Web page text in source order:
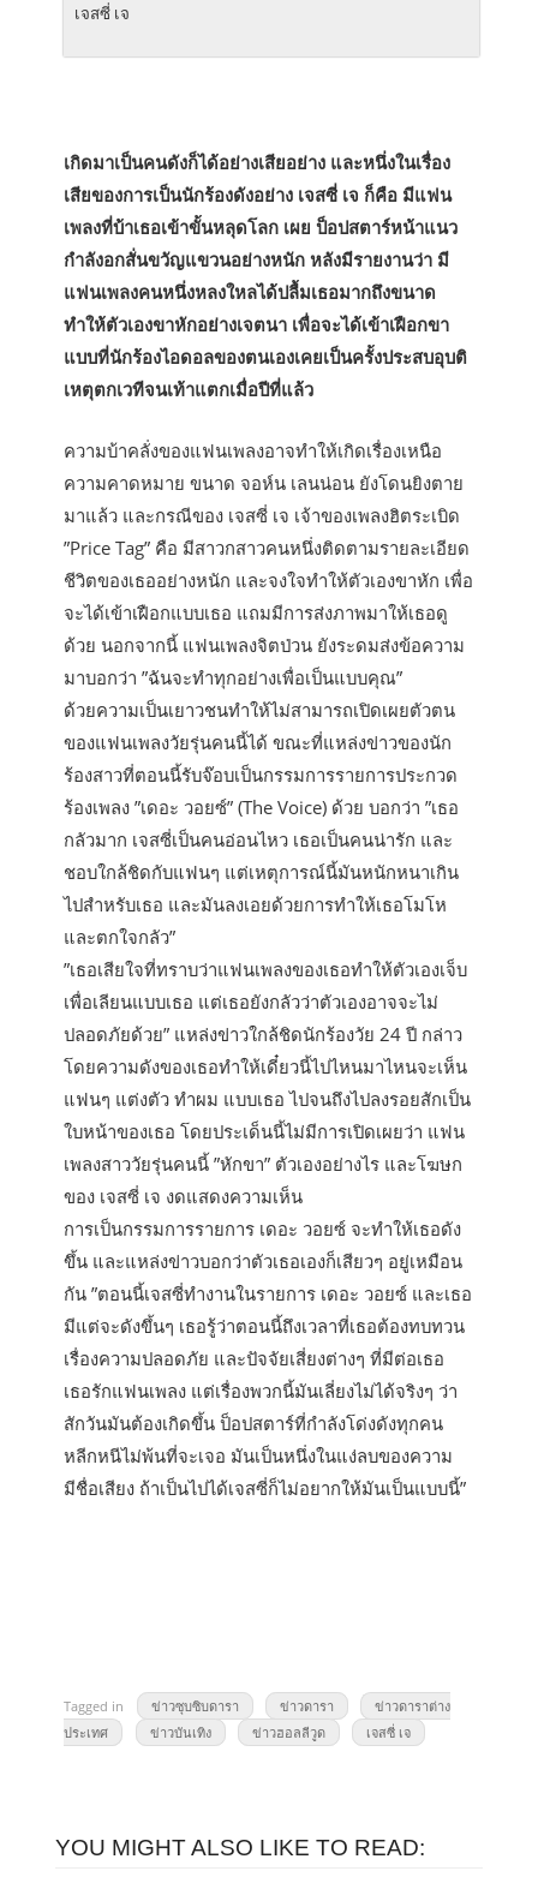
เจสซี่ เจ
เกิดมาเป็นคนดังก็ได้อย่างเสียอย่าง และหนึ่งในเรื่อง
เสียของการเป็นนักร้องดังอย่าง เจสซี่ เจ ก็คือ มีแฟน
เพลงที่บ้าเธอเข้าขั้นหลุดโลก เผย ป็อปสตาร์หน้าแนว
กำลังอกสั่นขวัญแขวนอย่างหนัก หลังมีรายงานว่า มี
แฟนเพลงคนหนึ่งหลงใหลได้ปลื้มเธอมากถึงขนาด
ทำให้ตัวเองขาหักอย่างเจตนา เพื่อจะได้เข้าเฝือกขา
แบบที่นักร้องไอดอลของตนเองเคยเป็นครั้งประสบอุบติ
เหตุตกเวทีจนเท้าแตกเมื่อปีที่แล้ว
ความบ้าคลั่งของแฟนเพลงอาจทำให้เกิดเรื่องเหนือ
ความคาดหมาย ขนาด จอห์น เลนน่อน ยังโดนยิงตาย
มาแล้ว และกรณีของ เจสซี่ เจ เจ้าของเพลงฮิตระเบิด
”Price Tag” คือ มีสาวกสาวคนหนึ่งติดตามรายละเอียด
ชีวิตของเธออย่างหนัก และจงใจทำให้ตัวเองขาหัก เพื่อ
จะได้เข้าเฝือกแบบเธอ แถมมีการส่งภาพมาให้เธอดู
ด้วย นอกจากนี้ แฟนเพลงจิตป่วน ยังระดมส่งข้อความ
มาบอกว่า ”ฉันจะทำทุกอย่างเพื่อเป็นแบบคุณ”
ด้วยความเป็นเยาวชนทำให้ไม่สามารถเปิดเผยตัวตน
ของแฟนเพลงวัยรุ่นคนนี้ได้ ขณะที่แหล่งข่าวของนัก
ร้องสาวที่ตอนนี้รับจ๊อบเป็นกรรมการรายการประกวด
ร้องเพลง ”เดอะ วอยซ์” (The Voice) ด้วย บอกว่า ”เธอ
กลัวมาก เจสซี่เป็นคนอ่อนไหว เธอเป็นคนน่ารัก และ
ชอบใกล้ชิดกับแฟนๆ แต่เหตุการณ์นี้มันหนักหนาเกิน
ไปสำหรับเธอ และมันลงเอยด้วยการทำให้เธอโมโห
และตกใจกลัว”
”เธอเสียใจที่ทราบว่าแฟนเพลงของเธอทำให้ตัวเองเจ็บ
เพื่อเลียนแบบเธอ แต่เธอยังกลัวว่าตัวเองอาจจะไม่
ปลอดภัยด้วย” แหล่งข่าวใกล้ชิดนักร้องวัย 24 ปี กล่าว
โดยความดังของเธอทำให้เดี๋ยวนี้ไปไหนมาไหนจะเห็น
แฟนๆ แต่งตัว ทำผม แบบเธอ ไปจนถึงไปลงรอยสักเป็น
ใบหน้าของเธอ โดยประเด็นนี้ไม่มีการเปิดเผยว่า แฟน
เพลงสาววัยรุ่นคนนี้ ”หักขา” ตัวเองอย่างไร และโฆษก
ของ เจสซี่ เจ งดแสดงความเห็น
การเป็นกรรมการรายการ เดอะ วอยซ์ จะทำให้เธอดัง
ขึ้น และแหล่งข่าวบอกว่าตัวเธอเองก็เสียวๆ อยู่เหมือน
กัน ”ตอนนี้เจสซี่ทำงานในรายการ เดอะ วอยซ์ และเธอ
มีแต่จะดังขึ้นๆ เธอรู้ว่าตอนนี้ถึงเวลาที่เธอต้องทบทวน
เรื่องความปลอดภัย และปัจจัยเสี่ยงต่างๆ ที่มีต่อเธอ
เธอรักแฟนเพลง แต่เรื่องพวกนี้มันเลี่ยงไม่ได้จริงๆ ว่า
สักวันมันต้องเกิดขึ้น ป็อปสตาร์ที่กำลังโด่งดังทุกคน
หลีกหนีไม่พ้นที่จะเจอ มันเป็นหนึ่งในแง่ลบของความ
มีชื่อเสียง ถ้าเป็นไปได้เจสซี่ก็ไม่อยากให้มันเป็นแบบนี้”
Tagged in ข่าวซุบซิบดารา ข่าวดารา
ข่าวดาราต่าง
ประเทศ
ข่าวบันเทิง ข่าวฮอลลีวูด เจสซี่ เจ
YOU MIGHT ALSO LIKE TO READ: